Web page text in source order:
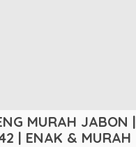
MURAH JABON |
| ENAK & MURAH